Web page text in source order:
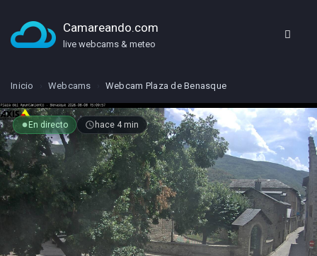
Camareando.com
live webcams & meteo
Inicio Webcams Webcam Plaza de Benasque
fiber_manual_record En directo access_time hace 4 min